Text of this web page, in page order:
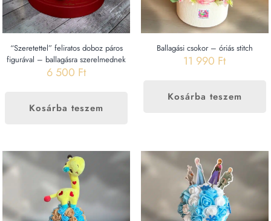
“Szeretettel” feliratos doboz páros
figurával – ballagásra szerelmednek
6 500 Ft
Kosárba teszem
Ballagási csokor – óriás stitch
11 990 Ft
Kosárba teszem